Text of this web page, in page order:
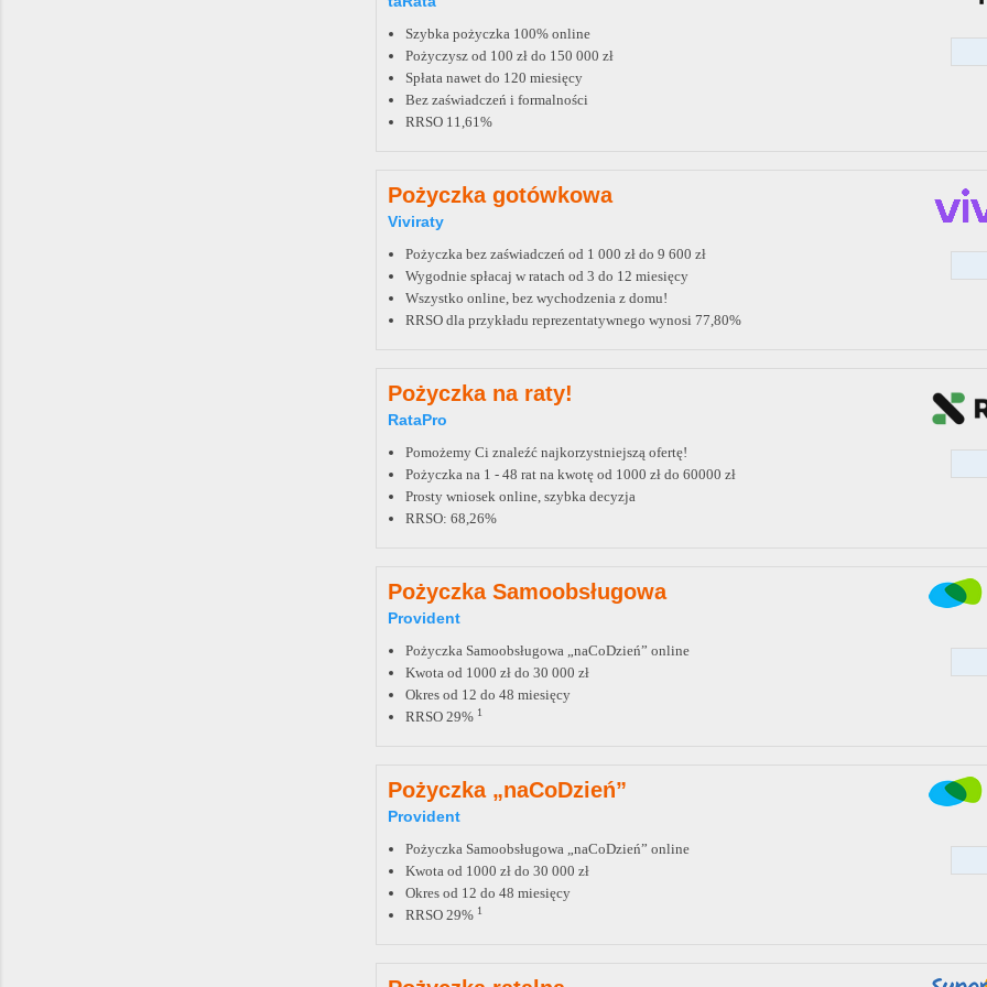
Szybka pożyczka 100% online
Pożyczysz od 100 zł do 150 000 zł
Spłata nawet do 120 miesięcy
Bez zaświadczeń i formalności
RRSO 11,61%
Pożyczka gotówkowa
Viviraty
Pożyczka bez zaświadczeń od 1 000 zł do 9 600 zł
Wygodnie spłacaj w ratach od 3 do 12 miesięcy
Wszystko online, bez wychodzenia z domu!
RRSO dla przykładu reprezentatywnego wynosi 77,80%
Pożyczka na raty!
RataPro
Pomożemy Ci znaleźć najkorzystniejszą ofertę!
Pożyczka na 1 - 48 rat na kwotę od 1000 zł do 60000 zł
Prosty wniosek online, szybka decyzja
RRSO: 68,26%
Pożyczka Samoobsługowa
Provident
Pożyczka Samoobsługowa „naCoDzień” online
Kwota od 1000 zł do 30 000 zł
Okres od 12 do 48 miesięcy
RRSO 29% 1
Pożyczka „naCoDzień”
Provident
Pożyczka Samoobsługowa „naCoDzień” online
Kwota od 1000 zł do 30 000 zł
Okres od 12 do 48 miesięcy
RRSO 29% 1